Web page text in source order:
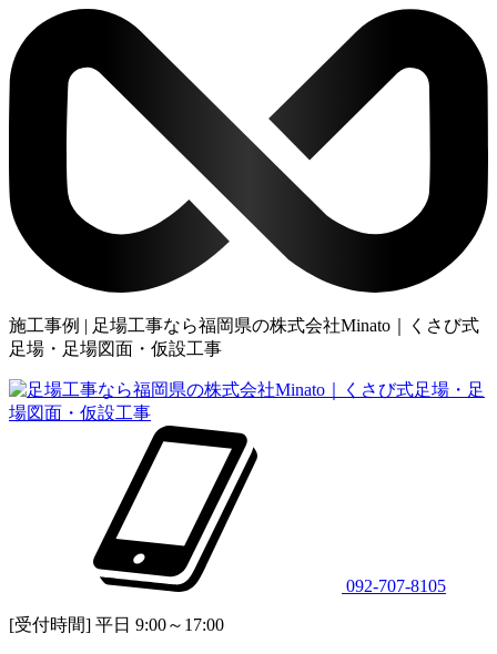
施工事例 | 足場工事なら福岡県の株式会社Minato｜くさび式
足場・足場図面・仮設工事
092-707-8105
[受付時間] 平日 9:00～17:00